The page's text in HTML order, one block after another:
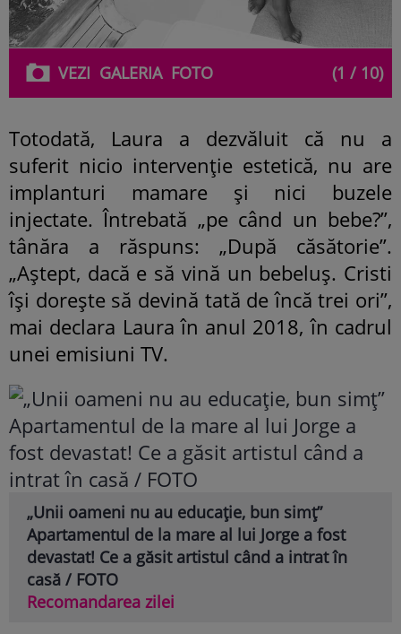
VEZI GALERIAFOTO (1 / 10)
Totodată, Laura a dezvăluit că nu a
suferit nicio intervenție estetică, nu are
implanturi mamare și nici buzele
injectate. Întrebată „pe când un bebe?”,
tânăra a răspuns: „După căsătorie”.
„Aștept, dacă e să vină un bebeluș. Cristi
își dorește să devină tată de încă trei ori”,
mai declara Laura în anul 2018, în cadrul
unei emisiuni TV.
„Unii oameni nu au educație, bun simț”
Apartamentul de la mare al lui Jorge a fost
devastat! Ce a găsit artistul când a intrat în
casă / FOTO
Recomandarea zilei